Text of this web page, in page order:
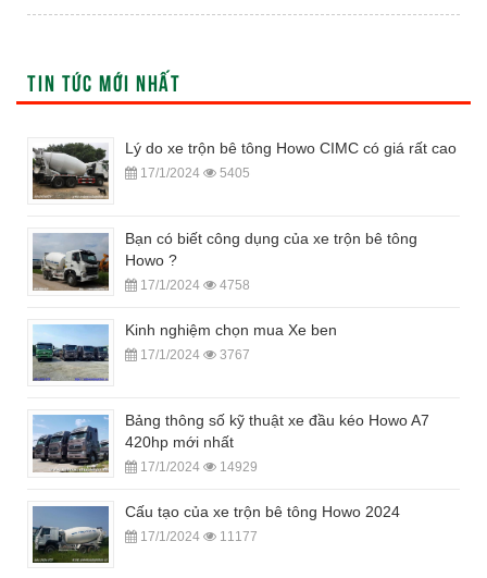
TIN TỨC MỚI NHẤT
Lý do xe trộn bê tông Howo CIMC có giá rất cao
17/1/2024 5405
Bạn có biết công dụng của xe trộn bê tông
Howo ?
17/1/2024 4758
Kinh nghiệm chọn mua Xe ben
17/1/2024 3767
Bảng thông số kỹ thuật xe đầu kéo Howo A7
420hp mới nhất
17/1/2024 14929
Cấu tạo của xe trộn bê tông Howo 2024
17/1/2024 11177